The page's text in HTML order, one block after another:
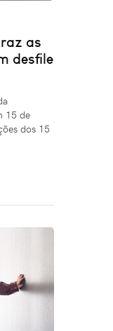
as
desfile
15 de
dos 15